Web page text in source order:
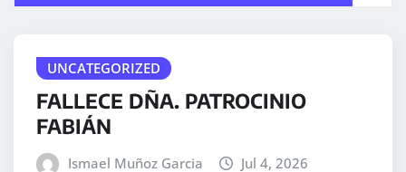
UNCATEGORIZED
FALLECE DÑA. PATROCINIO
FABIÁN
Ismael Muñoz Garcia Jul 4, 2026